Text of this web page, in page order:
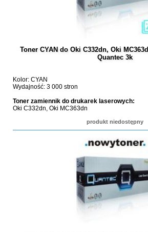
Toner CYAN do Oki C332dn, Oki
Quantec 3k
Kolor: CYAN
Wydajność: 3 000 stron
Toner zamiennik do drukarek laserowych:
Oki C332dn, Oki MC363dn
produkt niedostępny